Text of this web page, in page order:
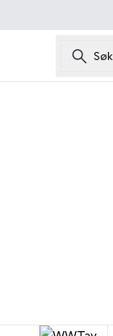
Søk